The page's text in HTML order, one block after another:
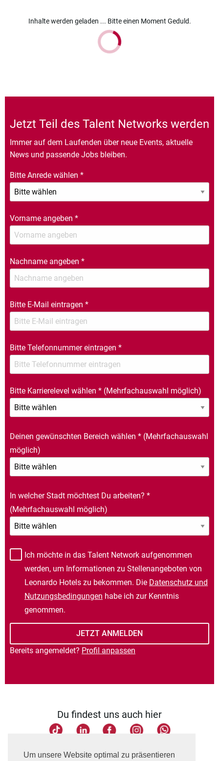
Um unsere Website optimal zu präsentieren
Inhalte werden geladen ... Bitte einen Moment Geduld.
Jetzt Teil des Talent Networks werden
Immer auf dem Laufenden über neue Events, aktuelle
News und passende Jobs bleiben.
Bitte Anrede wählen *
Vorname angeben *
Nachname angeben *
Bitte E-Mail eintragen *
Bitte Telefonnummer eintragen *
Bitte Karrierelevel wählen * (Mehrfachauswahl möglich)
Deinen gewünschten Bereich wählen * (Mehrfachauswahl
möglich)
In welcher Stadt möchtest Du arbeiten? *
(Mehrfachauswahl möglich)
Ich möchte in das Talent Network aufgenommen
werden, um Informationen zu Stellenangeboten von
Leonardo Hotels zu bekommen. Die Datenschutz und
Nutzungsbedingungen habe ich zur Kenntnis
genommen.
Bereits angemeldet? Profil anpassen
Du findest uns auch hier
Seite teilen